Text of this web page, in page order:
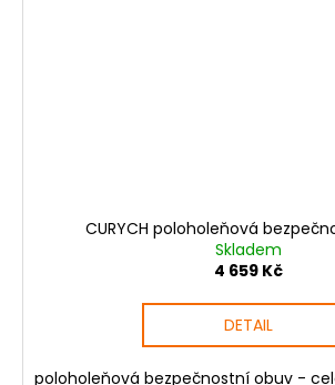
CURYCH poloholeňová
Skladem
4 659 Kč
DETAIL
poloholeňová bezpečnostní obuv -